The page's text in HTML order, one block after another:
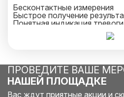
Бесконтактные измерения
Быстрое получение
Понятная индикация
Точные измерения
Удобство использования
устройства предназначены
показаний температуры
другие предназначены для
для бесконтактной оценки.
аппараты могут даже
ПРОВЕДИТЕ ВАШЕ
НАШЕЙ ПЛОЩАДКЕ
Вас ждут приятные акции и